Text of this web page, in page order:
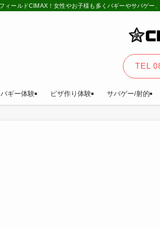
ィールドCIMAX！女性やお子様も多くバギーやサバゲ
バギー体験 ピザ作り体験 サバゲー/射的
TEL